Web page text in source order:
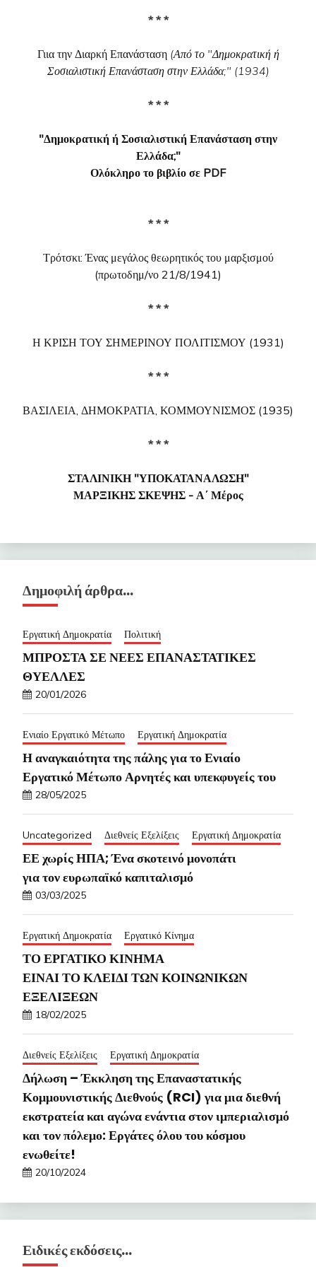
* * *
Γιια την Διαρκή Επανάσταση(Από το "Δημοκρατική ή
Σοσιαλιστική Επανάσταση στην Ελλάδα;" (1934)
* * *
"Δημοκρατική ή Σοσιαλιστική Επανάσταση στην
Ελλάδα;"
Ολόκληρο το βιβλίο σε PDF
* * *
Τρότσκι: Ένας μεγάλος θεωρητικός του μαρξισμού
(πρωτοδημ/νο 21/8/1941)
* * *
Η ΚΡΙΣΗ ΤΟΥ ΣΗΜΕΡΙΝΟΥ ΠΟΛΙΤΙΣΜΟΥ (1931)
* * *
ΒΑΣΙΛΕΙΑ, ΔΗΜΟΚΡΑΤΙΑ, ΚΟΜΜΟΥΝΙΣΜΟΣ (1935)
* * *
ΣΤΑΛΙΝΙΚΗ "ΥΠΟΚΑΤΑΝΑΛΩΣΗ"
ΜΑΡΞΙΚΗΣ ΣΚΕΨΗΣ - Α΄ Μέρος
Δημοφιλή άρθρα…
Εργατική Δημοκρατία Πολιτική
ΜΠΡΟΣΤΑ ΣΕ ΝΕΕΣ ΕΠΑΝΑΣΤΑΤΙΚΕΣ
ΘΥΕΛΛΕΣ
20/01/2026
Ενιαίο Εργατικό Μέτωπο Εργατική Δημοκρατία
Η αναγκαιότητα της πάλης για το Ενιαίο
Εργατικό Μέτωπο Αρνητές και υπεκφυγείς του
28/05/2025
Uncategorized Διεθνείς Εξελίξεις Εργατική Δημοκρατία
ΕΕ χωρίς ΗΠΑ; Ένα σκοτεινό μονοπάτι
για τον ευρωπαϊκό καπιταλισμό
03/03/2025
Εργατική Δημοκρατία Εργατικό Κίνημα
ΤΟ ΕΡΓΑΤΙΚΟ ΚΙΝΗΜΑ
ΕΙΝΑΙ ΤΟ ΚΛΕΙΔΙ ΤΩΝ ΚΟΙΝΩΝΙΚΩΝ
ΕΞΕΛΙΞΕΩΝ
18/02/2025
Διεθνείς Εξελίξεις Εργατική Δημοκρατία
Δήλωση – Έκκληση της Επαναστατικής
Κομμουνιστικής Διεθνούς (RCI) για μια διεθνή
εκστρατεία και αγώνα ενάντια στον ιμπεριαλισμό
και τον πόλεμο: Εργάτες όλου του κόσμου
ενωθείτε!
20/10/2024
Ειδικές εκδόσεις…